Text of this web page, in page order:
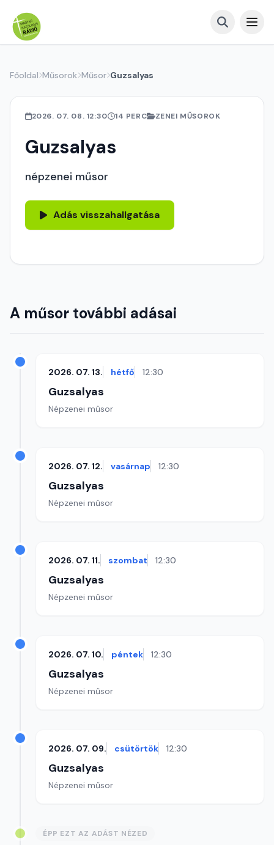
Főoldal Műsorok Műsor Guzsalyas
2026. 07. 08. 12:30 14 PERC ZENEI MŰSOROK
Guzsalyas
népzenei műsor
Adás visszahallgatása
A műsor további adásai
2026. 07. 13. hétfő 12:30
Guzsalyas
Népzenei műsor
2026. 07. 12. vasárnap 12:30
Guzsalyas
Népzenei műsor
2026. 07. 11. szombat 12:30
Guzsalyas
Népzenei műsor
2026. 07. 10. péntek 12:30
Guzsalyas
Népzenei műsor
2026. 07. 09. csütörtök 12:30
Guzsalyas
Népzenei műsor
ÉPP EZT AZ ADÁST NÉZED